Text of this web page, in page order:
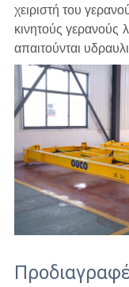
χειριστή του
κινητούς γερανούς
απαιτούνται